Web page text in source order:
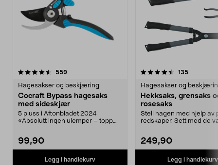
559anmeldelser
Hagesakser og beskjæring
Cocraft Bypass hagesaks
med sideskjær
5 pluss i Aftonbladet 2024
«Absolutt ingen ulemper – topp
99,90
Legg i handlekurv
4.5 av 5 stjerner 135
Hagesakser og
Hekksaks, grensaks
rosesaks
Stell hagen med hjelp av
redskaper. Sett med de
249,90
Legg i handlekurv
5.0 av 5 stjerner